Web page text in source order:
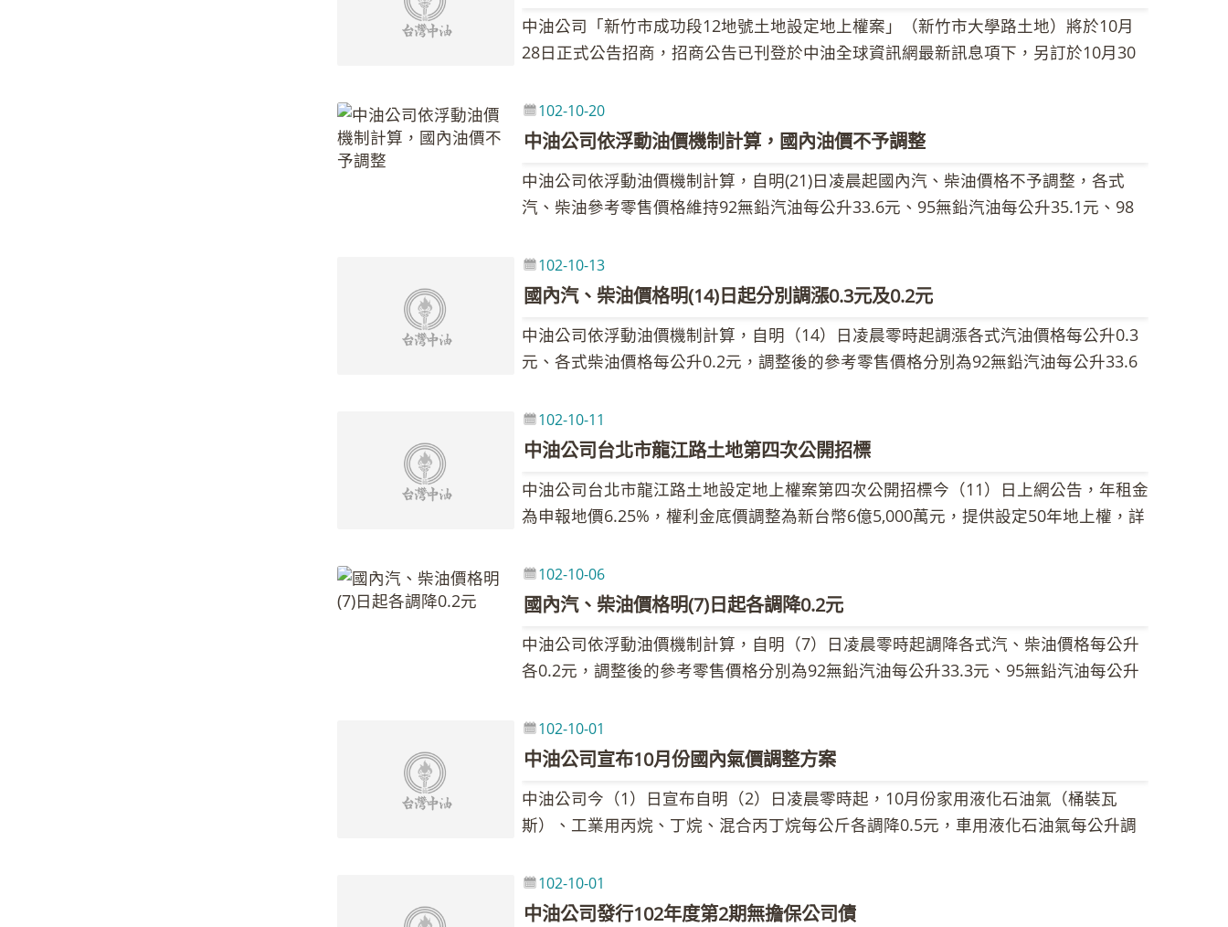
額增加為2.25元，將於日後跌價時回補。各項液化石油氣產品之價格，請詳參中油全球
資訊網公告之液化石油氣牌價表。 另有關天然氣價格部分，依天然氣價格調整機制，
0.53元，以家庭用戶每月平均用量30至45立方公尺計算，每月增加約15.9元至23.85
元。各項天然氣產品價格，請詳參中油全球資訊網公告之天然氣牌價表。 中油公司指
氣。
中油公司「新竹市成功段12地號土地設定地上權案」（新竹市大學路土地）將於10月
28日正式公告招商，招商公告已刊登於中油全球資訊網最新訊息項下，另訂於10月30
竹市大學路土地」為中油公司102年第二筆資產活化案，接續今年度中油7,000坪精華土
地資產活化政策，將以公開招標方式引進民間廠商開發營運，並提供設定50年地上權，
絡地區經濟並創造國民就業機會。 中油公司表示，「新竹市大學路土地」坐落於新竹
市大學路，距離交通大學僅300公尺、且距離國道1號高速公路交流道僅約200公尺，連
大、清大資源發展為大學城，適合開發為出租住宅、商業設施及辦公室等。本次說明會
將藉由面對面說明及意見交流方式，使投資人充分瞭解本案內容及招商程序等細節。
中油公司依浮動油價機制計算，國內油價不予調整
102-10-20
中油公司依浮動油價機制計算，自明(21)日凌晨起國內汽、柴油價格不予調整，各式
汽、柴油參考零售價格維持92無鉛汽油每公升33.6元、95無鉛汽油每公升35.1元、98
就伊朗核子設施議題展開對話，市場預期將朝正面發展，油市供應可望舒緩，另外美國
國會協議撥款，並延長舉債上限至明年2月等因素影響，致使本週國際油價漲跌互現。
中油表示，本週調價指標7D3B週均價為每桶108.13美元，較前週107.81美元，上漲
0.32美元，新台幣兌美元匯率升值0.069元，國內油價依公式計算漲幅為0.05％，故
汽、柴油價格不予調整。各式汽、柴油參考零售價格調幅及調整金額如附表，實際零售
維持亞鄰競爭國低價，籲請消費者在享受國內低油價的同時，應體認全球油源蘊藏量有
限，珍惜資源、節約用油。
國內汽、柴油價格明(14)日起分別調漲0.3元及0.2元
102-10-13
中油公司依浮動油價機制計算，自明（14）日凌晨零時起調漲各式汽油價格每公升0.3
元、各式柴油價格每公升0.2元，調整後的參考零售價格分別為92無鉛汽油每公升33.6
中油公司指出，市場預期美國預算協商可望有所進展，加上利比亞發生總理遭綁架事件
可能影響中東原油供應等因素，致使國際油價上漲。本週調價指標7D3B週均價為每桶
內油價依公式計算漲幅為0.99％，汽油每公升調漲0.3元、柴油每公升調漲0.2元。各式
汽、柴油參考零售價格調幅及調整金額如附表，但實際零售價格仍應以各營業點公告為
價高漲的現在，大家更應珍惜能源使用，中油公司建議您一些省油省錢的小撇步：行駛
起步時請平穩加速，不要猛踩油門；在行駛中則保持車速穩定，不要忽快忽慢；需長時
相關優惠，民眾可多利用以節省荷包，相關省油省錢資訊歡迎大家至中油全球資訊網查
詢（https://www.cpc.com.tw/）。
中油公司台北市龍江路土地第四次公開招標
102-10-11
中油公司台北市龍江路土地設定地上權案第四次公開招標今（11）日上網公告，年租金
為申報地價6.25%，權利金底價調整為新台幣6億5,000萬元，提供設定50年地上權，詳
(http://web.pcc.gov.tw/opas/arpam/intoSearchForPublic.do)，歡迎各界踴躍參與投
標。 中油公司表示，龍江路土地面積2,291平方公尺（約693坪），面臨20米龍江路及6
米巷道，形狀方整，交通便利且生活機能良好，鄰近南京東路金融商業區，使用分區為
第三種住宅區，可作商辦、住宅及旅館等。本次招標內容業依市場條件調整，期望藉由
市場公開競標，創造更高權利金收入，達到有效活化土地、挹注收益及促進都市發展等
國內汽、柴油價格明(7)日起各調降0.2元
102-10-06
中油公司依浮動油價機制計算，自明（7）日凌晨零時起調降各式汽、柴油價格每公升
各0.2元，調整後的參考零售價格分別為92無鉛汽油每公升33.3元、95無鉛汽油每公升
國國會就提高債務上限仍未達成協議，市場憂心預算僵局恐衝擊原油需求，及美國商用
原油庫存較前週增加等因素影響，致使國際油價下跌。本週調價指標7D3B週均價為每
內油價依公式計算跌幅為0.76％，汽、柴油每公升各調降0.2元。各式汽、柴油參考零
售價格調幅及調整金額如附表，但實際零售價格仍應以各營業點公告為準。 中油公司
油價補貼，按月採差價補貼，至102年9月30日為止中油公司代為支付補貼金額已達新
台幣52.88億元，目前補貼措施仍持續辦理，102年9月份大眾客運補貼5.0元及10月計
中油公司宣布10月份國內氣價調整方案
102-10-01
中油公司今（1）日宣布自明（2）日凌晨零時起，10月份家用液化石油氣（桶裝瓦
斯）、工業用丙烷、丁烷、混合丙丁烷每公斤各調降0.5元，車用液化石油氣每公升調
場需求下降，10月份液化石油氣國際合約價格（CP）較上（9）月下跌，依調價機制計
算，液化石油氣每公斤原應調降1.3元，惟中油公司為配合政府穩定物價及照顧民生政
中油公司發行102年度第2期無擔保公司債
102-10-01